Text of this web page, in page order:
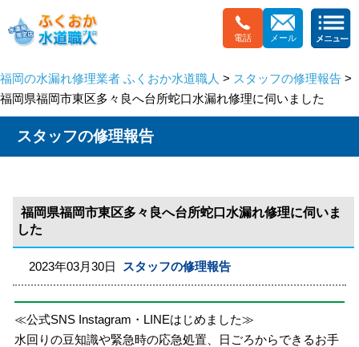
電話 メール
福岡の水漏れ修理業者 ふくおか水道職人 > スタッフの修理報告 >
福岡県福岡市東区多々良へ台所蛇口水漏れ修理に伺いました
スタッフの修理報告
福岡県福岡市東区多々良へ台所蛇口水漏れ修理に伺いま
した
2023年03月30日 スタッフの修理報告
≪公式SNS Instagram・LINEはじめました≫
水回りの豆知識や緊急時の応急処置、日ごろからできるお手